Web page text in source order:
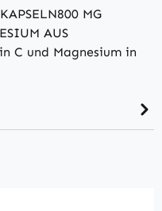
MG
AUS
C und Magnesium in